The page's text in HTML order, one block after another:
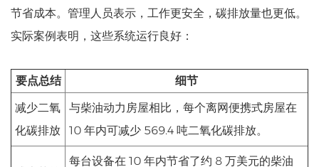
节省成本。管理人员表示，工作更安全，碳排放量也更低。
实际案例表明，这些系统运行良好：
要点总结
细节
减少二氧
化碳排放
与柴油动力房屋相比，每个离网便携式房屋在
10 年内可减少 569.4 吨二氧化碳排放。
每台设备在 10 年内节省了约 8 万美元的柴油